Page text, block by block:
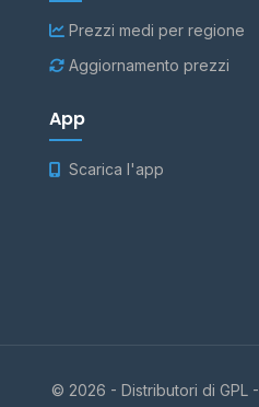
Prezzi medi per regione
Aggiornamento prezzi
App
Scarica l'app
© 2026 - Distributori di GPL -